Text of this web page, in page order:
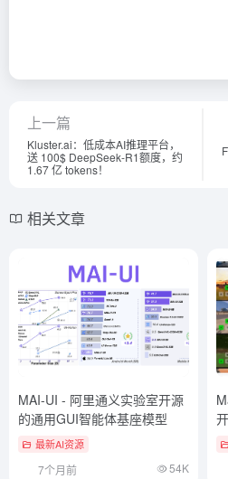
上一篇
Kluster.ai：低成本AI推理平台，
送 100$ DeepSeek-R1额度，约
1.67 亿 tokens！
相关文章
MAI-UI - 阿里通义实验室开源
的通用GUI智能体基座模型
最新AI资源
7个月前 54K